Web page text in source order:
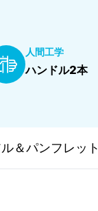
人間工学
ハンドル2本
＆パンフレット